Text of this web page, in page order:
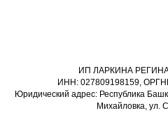
ИП ЛАРКИНА
ИНН: 027809198159,
Юридический адрес: Республика
Михайловка, ул.